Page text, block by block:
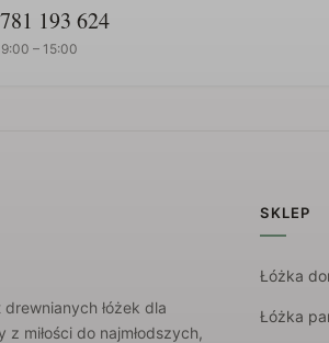
193 624
– 15:00
łóżek dla
miłości do najmłodszych,
SKLEP
Łóżka
Łóżka